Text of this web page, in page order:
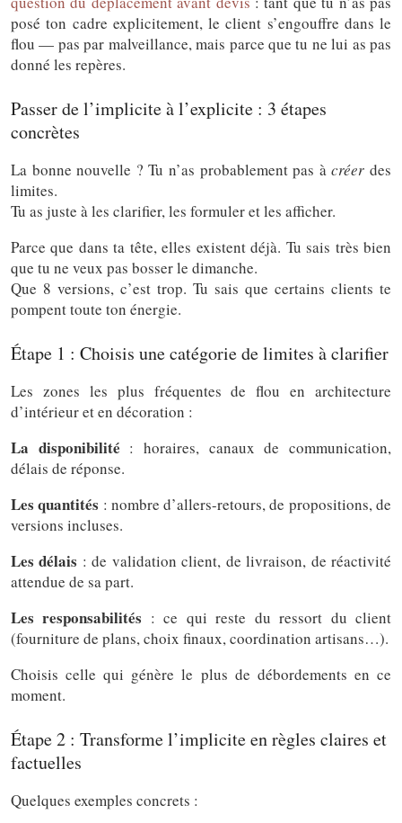
posé ton cadre explicitement, le client s’engouffre dans le
flou — pas par malveillance, mais parce que tu ne lui as pas
donné les repères.
Passer de l’implicite à l’explicite : 3 étapes
concrètes
La bonne nouvelle ? Tu n’as probablement pas àcréer des
limites.
Tu as juste à les clarifier, les formuler et les afficher.
Parce que dans ta tête, elles existent déjà. Tu sais très bien
que tu ne veux pas bosser le dimanche.
Que 8 versions, c’est trop. Tu sais que certains clients te
pompent toute ton énergie.
Étape 1 : Choisis une catégorie de limites à clarifier
Les zones les plus fréquentes de flou en architecture
d’intérieur et en décoration :
La disponibilité : horaires, canaux de communication,
délais de réponse.
Les quantités : nombre d’allers-retours, de propositions, de
versions incluses.
Les délais : de validation client, de livraison, de réactivité
attendue de sa part.
Les responsabilités : ce qui reste du ressort du client
(fourniture de plans, choix finaux, coordination artisans…).
Choisis celle qui génère le plus de débordements en ce
moment.
Étape 2 : Transforme l’implicite en règles claires et
factuelles
Quelques exemples concrets :